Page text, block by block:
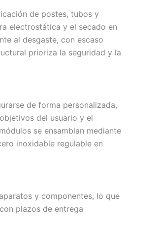
de postes, tubos y
electrostática y el secado en
al desgaste, con escaso
prioriza la seguridad y la
de forma personalizada,
del usuario y el
se ensamblan mediante
inoxidable regulable en
y componentes, lo que
plazos de entrega